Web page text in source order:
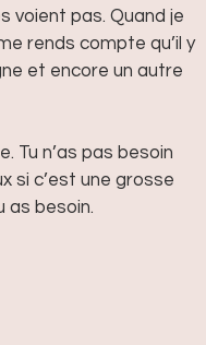
voient pas. Quand je
rends compte qu’il y
et encore un autre
Tu n’as pas besoin
si c’est une grosse
as besoin.